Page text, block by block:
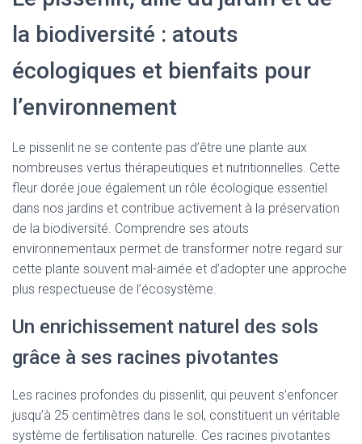
la biodiversité : atouts
écologiques et bienfaits pour
l’environnement
Le pissenlit ne se contente pas d’être une plante aux
nombreuses vertus thérapeutiques et nutritionnelles. Cette
fleur dorée joue également un rôle écologique essentiel
dans nos jardins et contribue activement à la préservation
de la biodiversité. Comprendre ses atouts
environnementaux permet de transformer notre regard sur
cette plante souvent mal-aimée et d’adopter une approche
plus respectueuse de l’écosystème.
Un enrichissement naturel des sols
grâce à ses racines pivotantes
Les racines profondes du pissenlit, qui peuvent s’enfoncer
jusqu’à 25 centimètres dans le sol, constituent un véritable
système de fertilisation naturelle. Ces racines pivotantes